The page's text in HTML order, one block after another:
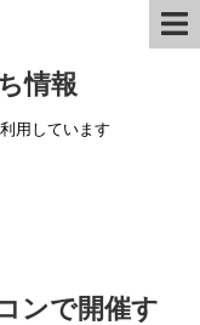
情報
用しています
ンで開催す